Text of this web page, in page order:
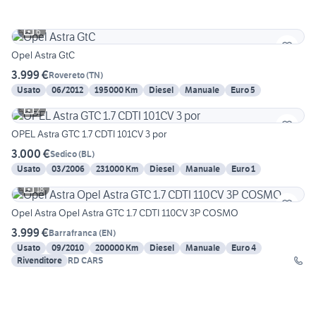
6
Opel Astra GtC
3.999 €Rovereto(TN)
Usato
06/2012 195000 Km Diesel Manuale
Euro 5
2
OPEL Astra GTC 1.7 CDTI 101CV 3 por
3.000 €Sedico(BL)
Usato
03/2006 231000 Km Diesel Manuale
Euro 1
18
Opel Astra Opel Astra GTC 1.7 CDTI 110CV 3P COSMO
3.999 €Barrafranca (EN)
Usato
09/2010 200000 Km Diesel Manuale
Euro 4
Rivenditore RD CARS